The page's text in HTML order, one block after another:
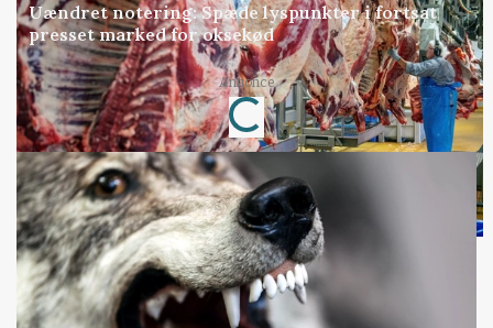
Uændret notering: Spæde lyspunkter i fortsat
presset marked for oksekød
Annonce
Loading...